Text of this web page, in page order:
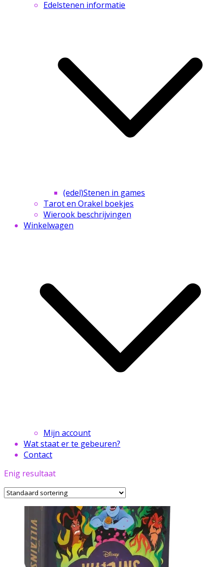
Edelstenen informatie
(edel)Stenen in games
Tarot en Orakel boekjes
Wierook beschrijvingen
Winkelwagen
Mijn account
Wat staat er te gebeuren?
Contact
Enig resultaat